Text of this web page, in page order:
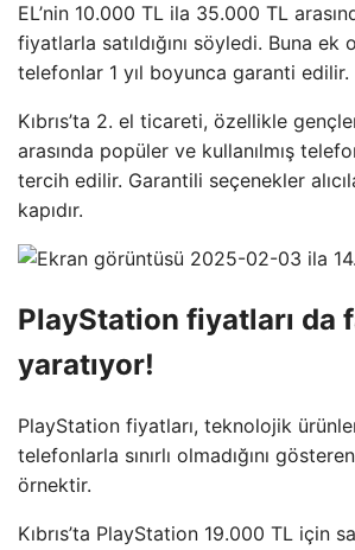
EL’nin 10.000 TL ila 35.000 TL
fiyatlarla satıldığını söyledi. Buna ek
telefonlar 1 yıl boyunca garanti edilir.
Kıbrıs’ta 2. el ticareti, özellikle
arasında popüler ve kullanılmış
tercih edilir. Garantili seçenekler
kapıdır.
PlayStation fiyatları da
yaratıyor!
PlayStation fiyatları, teknolojik
telefonlarla sınırlı olmadığını
örnektir.
Kıbrıs’ta PlayStation 19.000 TL için